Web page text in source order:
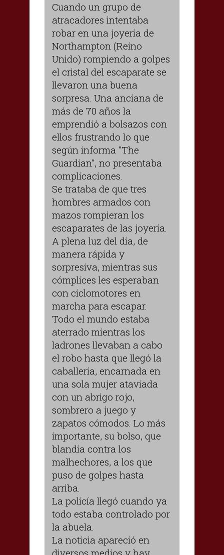
Cuando un grupo de
atracadores intentaba
robar en una joyería de
Northampton (Reino
Unido) rompiendo a golpes
el cristal del escaparate se
llevaron una buena
sorpresa. Una anciana de
más de 70 años la
emprendió a bolsazos con
ellos frustrando lo que
según informa "The
Guardian", no presentaba
complicaciones.
Se trataba de que tres
hombres armados con
mazos rompieran los
escaparates de las joyería.
A plena luz del día, de
manera rápida y
sorpresiva, mientras sus
cómplices les esperaban
con ciclomotores en
marcha para escapar.
Todo el mundo estaba
aterrado mientras los
ladrones llevaban a cabo
el robo hasta que llegó la
caballería, encarnada en
una sola mujer ataviada
con un abrigo rojo,
sombrero a juego y
zapatos cómodos. Lo más
importante, su bolso, que
blandía contra los
malhechores, a los que
puso de golpes hasta
arriba.
La policía llegó cuando ya
todo estaba controlado por
la abuela.
La noticia apareció en